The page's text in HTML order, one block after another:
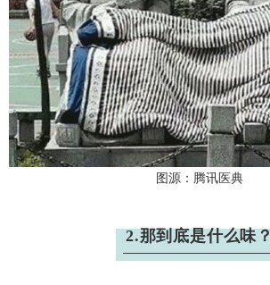
图源：腾讯医典
2.那到底是什么味？